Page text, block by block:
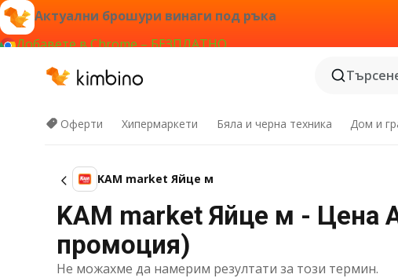
Актуални брошури винаги под ръка
Добавете в Chrome – БЕЗПЛАТНО
Оферти Хипермаркети Бяла и черна техника Дом и
KAM market Яйце м
KAM market Яйце м - Цена
промоция)
Не можахме да намерим резултати за този термин.